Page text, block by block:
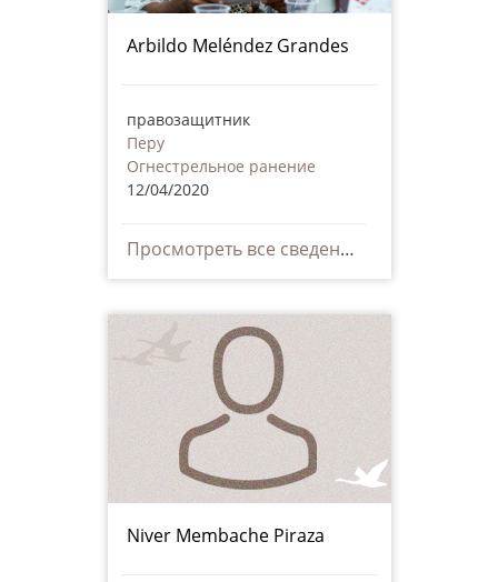
Arbildo Meléndez Grandes
правозащитник
Перу
Огнестрельное ранение
12/04/2020
Просмотреть все сведения
Niver Membache Piraza